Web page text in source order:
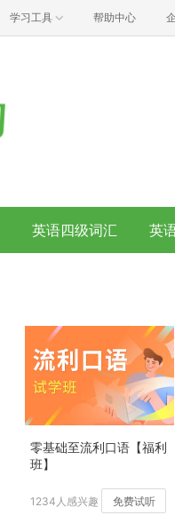
学习工具 帮助中心
英语四级词汇 英
零基础至流利口语【福利
班】
1234人感兴趣 免费试听